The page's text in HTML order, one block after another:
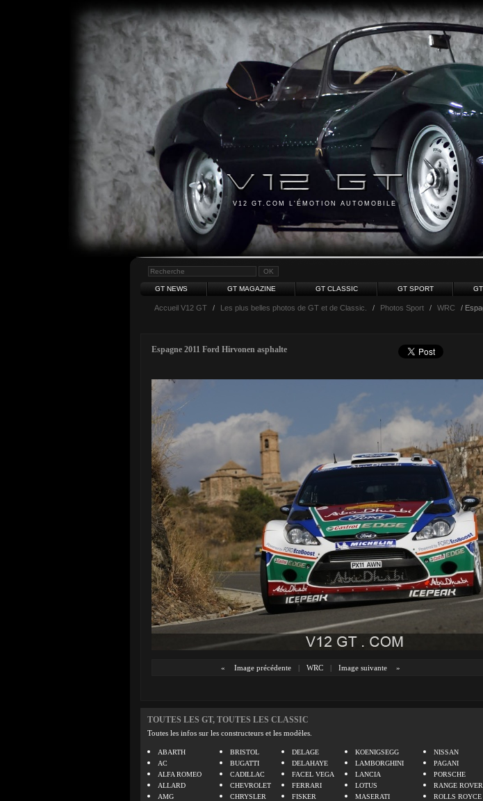
V12 GT.COM L'ÉMOTION AUTOMOBILE
GT NEWS GT MAGAZINE GT CLASSIC GT SPORT
Accueil V12 GT / Les plus belles photos de GT et de Classic. / Photos Sport / WRC /
Espagne 2011 Ford Hirvonen asphalte
« Image précédente | WRC | Image suivante »
TOUTES LES GT, TOUTES LES CLASSIC
Toutes les infos sur les constructeurs et les modèles.
ABARTH
AC
ALFA ROMEO
ALLARD
AMG
BRISTOL
BUGATTI
CADILLAC
CHEVROLET
CHRYSLER
DELAGE
DELAHAYE
FACEL VEGA
FERRARI
FISKER
KOENIGSEGG
LAMBORGHINI
LANCIA
LOTUS
MASERATI
NISSAN
PAGANI
PORSCHE
RANGE ROVER
ROLLS ROYCE